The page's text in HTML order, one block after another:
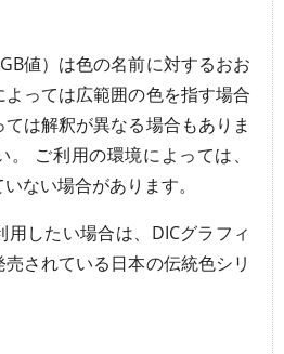
値）は色の名前に対するおお
っては広範囲の色を指す場合
は解釈が異なる場合もありま
ご利用の環境によっては、
ない場合があります。
したい場合は、DICグラフィ
されている日本の伝統色シリ